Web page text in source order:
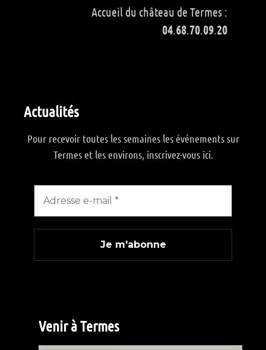
Accueil du château de Termes :
04.68.70.09.20
Actualités
Pour recevoir toutes les semaines les événements sur
Termes et les environs, inscrivez-vous ici.
Venir à Termes